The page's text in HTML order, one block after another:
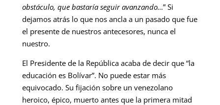
obstáculo, que bastaría seguir avanzando…” Si
dejamos atrás lo que nos ancla a un pasado que fue
el presente de nuestros antecesores, nunca el
nuestro.
El Presidente de la República acaba de decir que “la
educación es Bolívar”. No puede estar más
equivocado. Su fijación sobre un venezolano
heroico, épico, muerto antes que la primera mitad